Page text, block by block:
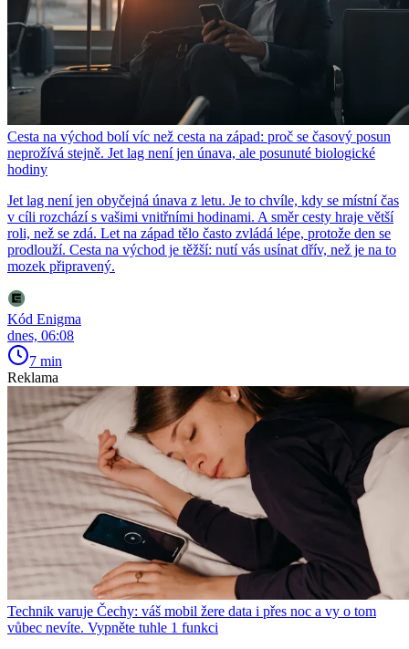
Cesta na východ bolí víc než cesta na západ: proč se časový posun
neprožívá stejně. Jet lag není jen únava, ale posunuté biologické
hodiny
Jet lag není jen obyčejná únava z letu. Je to chvíle, kdy se místní čas
v cíli rozchází s vašimi vnitřními hodinami. A směr cesty hraje větší
roli, než se zdá. Let na západ tělo často zvládá lépe, protože den se
prodlouží. Cesta na východ je těžší: nutí vás usínat dřív, než je na to
mozek připravený.
Kód Enigma
dnes, 06:08
7 min
Reklama
Technik varuje Čechy: váš mobil žere data i přes noc a vy o tom
vůbec nevíte. Vypněte tuhle 1 funkci